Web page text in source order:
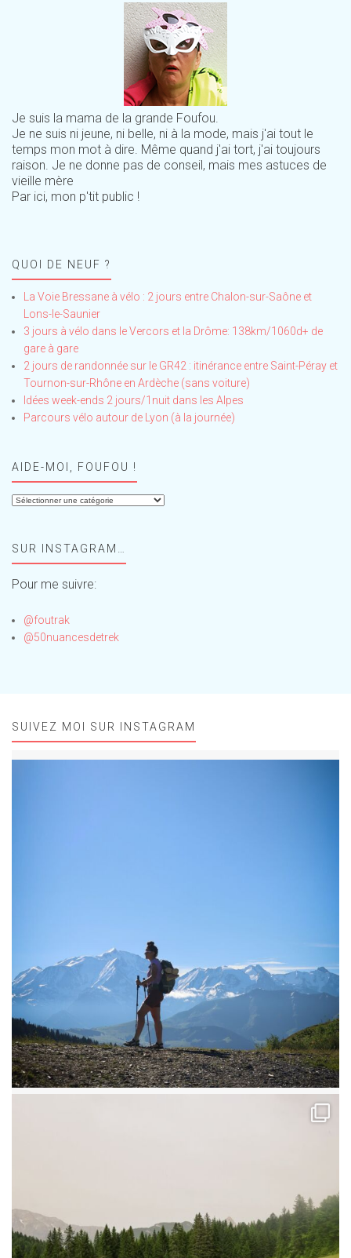
Je suis la mama de la grande Foufou.
Je ne suis ni jeune, ni belle, ni à la mode, mais j'ai tout le
temps mon mot à dire. Même quand j'ai tort, j'ai toujours
raison. Je ne donne pas de conseil, mais mes astuces de
vieille mère
Par ici, mon p'tit public !
QUOI DE NEUF ?
La Voie Bressane à vélo : 2 jours entre Chalon-sur-Saône et
Lons-le-Saunier
3 jours à vélo dans le Vercors et la Drôme: 138km/1060d+ de
gare à gare
2 jours de randonnée sur le GR42 : itinérance entre Saint-Péray et
Tournon-sur-Rhône en Ardèche (sans voiture)
Idées week-ends 2 jours/1nuit dans les Alpes
Parcours vélo autour de Lyon (à la journée)
AIDE-MOI, FOUFOU !
Aide-
!SUR INSTAGRAM…
Pour me suivre:
@foutrak
@50nuancesdetrek
SUIVEZ MOI SUR INSTAGRAM